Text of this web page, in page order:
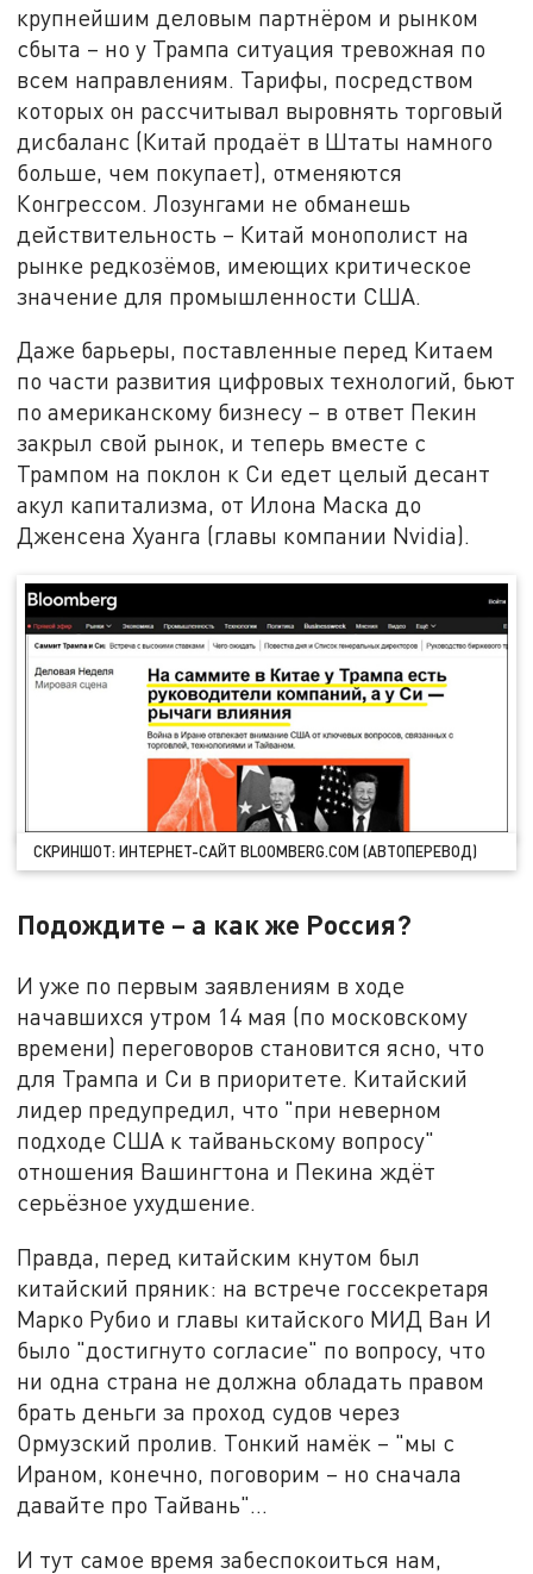
крупнейшим деловым партнёром и рынком
сбыта – но у Трампа ситуация тревожная по
всем направлениям. Тарифы, посредством
которых он рассчитывал выровнять торговый
дисбаланс (Китай продаёт в Штаты намного
больше, чем покупает), отменяются
Конгрессом. Лозунгами не обманешь
действительность – Китай монополист на
рынке редкозёмов, имеющих критическое
значение для промышленности США.
Даже барьеры, поставленные перед Китаем
по части развития цифровых технологий, бьют
по американскому бизнесу – в ответ Пекин
закрыл свой рынок, и теперь вместе с
Трампом на поклон к Си едет целый десант
акул капитализма, от Илона Маска до
Дженсена Хуанга (главы компании Nvidia).
СКРИНШОТ: ИНТЕРНЕТ-САЙТ BLOOMBERG.COM (АВТОПЕРЕВОД)
Подождите – а как же Россия?
И уже по первым заявлениям в ходе
начавшихся утром 14 мая (по московскому
времени) переговоров становится ясно, что
для Трампа и Си в приоритете. Китайский
лидер предупредил, что "при неверном
подходе США к тайваньскому вопросу"
отношения Вашингтона и Пекина ждёт
серьёзное ухудшение.
Правда, перед китайским кнутом был
китайский пряник: на встрече госсекретаря
Марко Рубио и главы китайского МИД Ван И
было "достигнуто согласие" по вопросу, что
ни одна страна не должна обладать правом
брать деньги за проход судов через
Ормузский пролив. Тонкий намёк – "мы с
Ираном, конечно, поговорим – но сначала
давайте про Тайвань"…
И тут самое время забеспокоиться нам,